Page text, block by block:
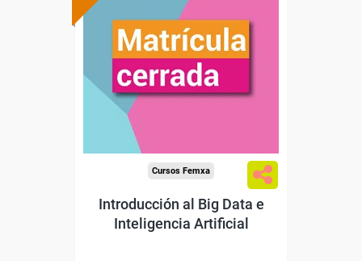
Cursos Femxa
Introducción al Big Data e
Inteligencia Artificial